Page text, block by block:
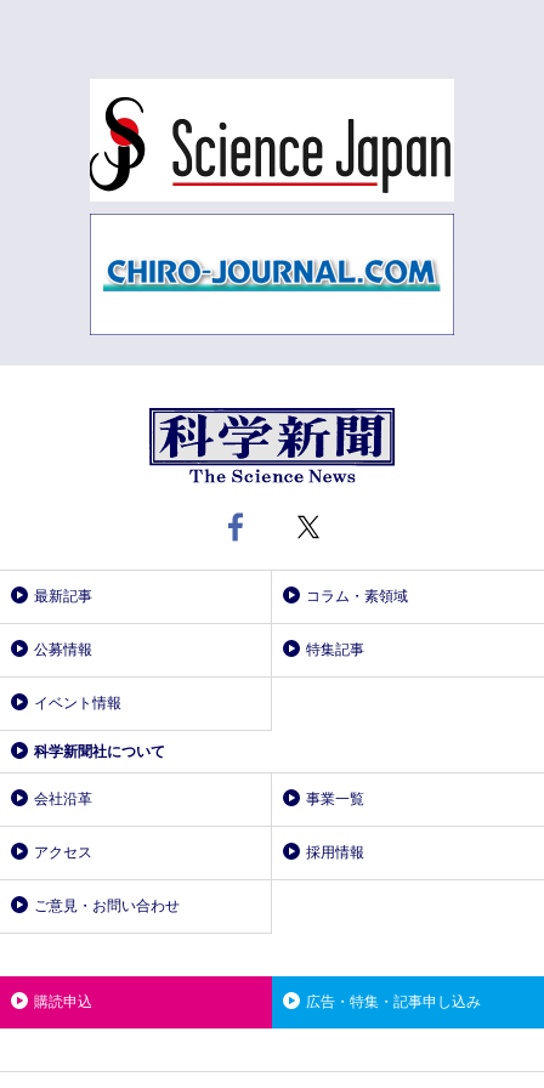
最新記事 コラム・素領域
公募情報 特集記事
イベント情報
科学新聞社について
会社沿革 事業一覧
アクセス 採用情報
ご意見・お問い合わせ
購読申込 広告・特集・記事申し込み